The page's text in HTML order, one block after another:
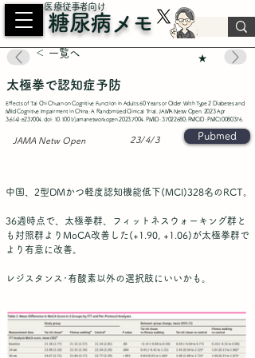
​医療従事者向け
糖尿病メモ
＜ 一覧へ ★
太極拳で認知症予防
Effects of Tai Chi Chuan on Cognitive Function in Adults 60 Years or Older With Type 2 Diabetes and
Mild Cognitive Impairment in China: A Randomized Clinical Trial. JAMA Netw Open. 2023 Apr
3;6(4):e237004. doi: 10.1001/jamanetworkopen.2023.7004. PMID:37022680 ; PMCID: PMC10080376.
23/4/3
JAMA Netw Open Pubmed
中国、2型DMかつ軽度認知機能低下(MCI)328名のRCT。
36週時点で、太極拳群、フィットネスウォーキング群と
も対照群よりMoCA改善した(+1.90, +1.06)が太極拳群で
より有意に改善。
レジスタンス･有酸素以外の選択肢にいいかも。